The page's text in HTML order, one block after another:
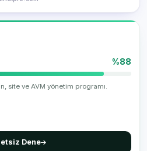
%88
site ve AVM yönetim programı.
Dene